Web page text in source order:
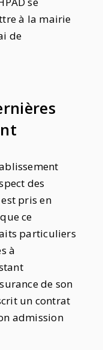
à la mairie
de
des
pris en
ce
particuliers
à
de son
un contrat
admission